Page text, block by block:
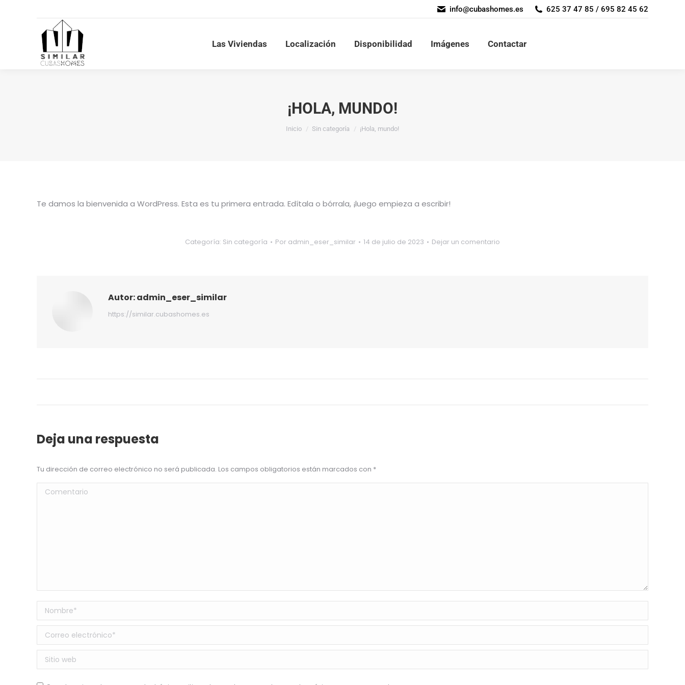
info@cubashomes.es 625 37 47 85 / 695 82 45 62
Las Viviendas Localización Disponibilidad Imágenes Contactar
¡HOLA, MUNDO!
Estás aquí:
Inicio Sin categoría ¡Hola, mundo!
Te damos la bienvenida a WordPress. Esta es tu primera entrada. Edítala o bórrala, ¡luego empieza a escribir!
Categoría: Sin categoría Por admin_eser_similar 14 de julio de 2023 Dejar un comentario
Autor:admin_eser_similar
https://similar.cubashomes.es
de
entradas
Deja una respuesta
Tu dirección de correo electrónico no será publicada. Los campos obligatorios están marcados con *
Comentario
Nombre *
Correo electrónico *
Sitio web
info@cubashomes.es 625 37 47 85 / 695 82 45 62
Las Viviendas Localización Disponibilidad Imágenes Contactar